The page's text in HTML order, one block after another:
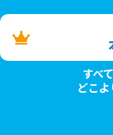
すべ
どこよ